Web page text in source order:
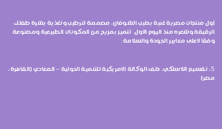
أول منتجات مصرية غنية بحليب الشوفان، مصممة لترطيب وتغذية بشرة طفلك
الرقيقة وشعره منذ اليوم الأول. تتميز بمزيج من المكونات الطبيعية ومصنوعة
وفقًا لأعلى معايير الجودة والسلامة.
5، تقسيم اللاسلكي، خلف الوكالة الأمريكية للتنمية الدولية – المعادي (القاهرة،
مصر)